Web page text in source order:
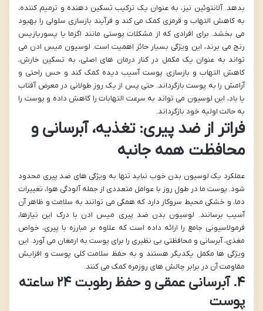
بدهد. آلانتوئین نیز، به عنوان یک ترکیب تسکین دهنده و ترمیم کننده،
به کاهش التهاب و قرمزی کمک می کند و فرآیند بازسازی سلولی را بهبود
می بخشد. برای افرادی که از مشکلات پوستی مانند اگزما یا پسوریازیس
رنج می برند، این ویژگی بسیار حائز اهمیت است. لوسیون میس ادن می
تواند به عنوان یک مکمل در کنار درمان های اصلی، به تسکین خارش،
کاهش التهاب و بازسازی پوست آسیب دیده کمک کند و حس راحتی و
آرامش را به پوست بازگرداند. حتی پس از یک روز طولانی در معرض آفتاب
یا باد، این لوسیون می تواند به سرعت التهابات را کاهش داده و پوست را
به حالت اولیه خود بازگرداند.
فراتر از ضد پیری: تغذیه، آبرسانی و
محافظت همه جانبه
عملکرد یک لوسیون بدن خوب نباید تنها به ویژگی های ضد پیری محدود
شود. پوست ما در طول روز با عوامل متعددی از جمله آلودگی هوا، تغییرات
دما، و خشکی محیط سروکار دارد که همگی می توانند به سلامت و ظاهر آن
آسیب برسانند. لوسیون بدن ضد پیری میس ادن با درک این نیازها،
فرمولاسیونی جامع را ارائه داده است که علاوه بر مبارزه با پیری، خواص
مغذی، آبرسانی و محافظتی بی نظیری را برای پوست به ارمغان می آورد. این
ویژگی ها مکمل یکدیگر هستند و به حفظ سلامت کلی پوست و افزایش
مقاومت آن در برابر چالش های روزمره کمک می کنند.
۴. آبرسانی عمقی و حفظ رطوبت ۲۴ ساعته
پوست